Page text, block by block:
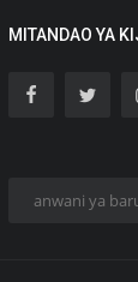
MITANDAO YA